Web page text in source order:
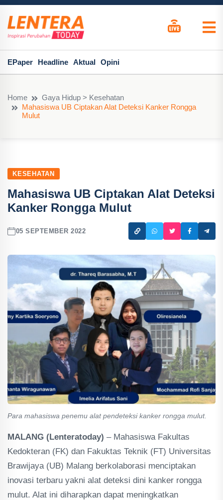
EPaper Headline Aktual Opini
Home
Gaya Hidup > Kesehatan
Mahasiswa UB Ciptakan Alat Deteksi Kanker Rongga
Mulut
KESEHATAN
Mahasiswa UB Ciptakan Alat Deteksi
Kanker Rongga Mulut
05 SEPTEMBER 2022
Para mahasiswa penemu alat pendeteksi kanker rongga mulut.
MALANG (Lenteratoday) – Mahasiswa Fakultas
Kedokteran (FK) dan Fakuktas Teknik (FT) Universitas
Brawijaya (UB) Malang berkolaborasi menciptakan
inovasi terbaru yakni alat deteksi dini kanker rongga
mulut. Alat ini diharapkan dapat meningkatkan